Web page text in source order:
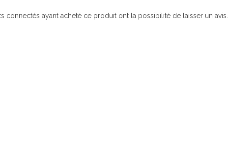
connectés ayant acheté ce produit ont la possibilité de laisser un avis.